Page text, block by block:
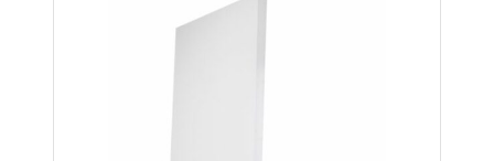
vanno rispettate le …